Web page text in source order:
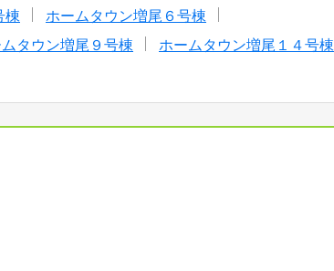
棟
ホームタウン増尾６号棟
タウン増尾９号棟
ホームタウン増尾１４号棟